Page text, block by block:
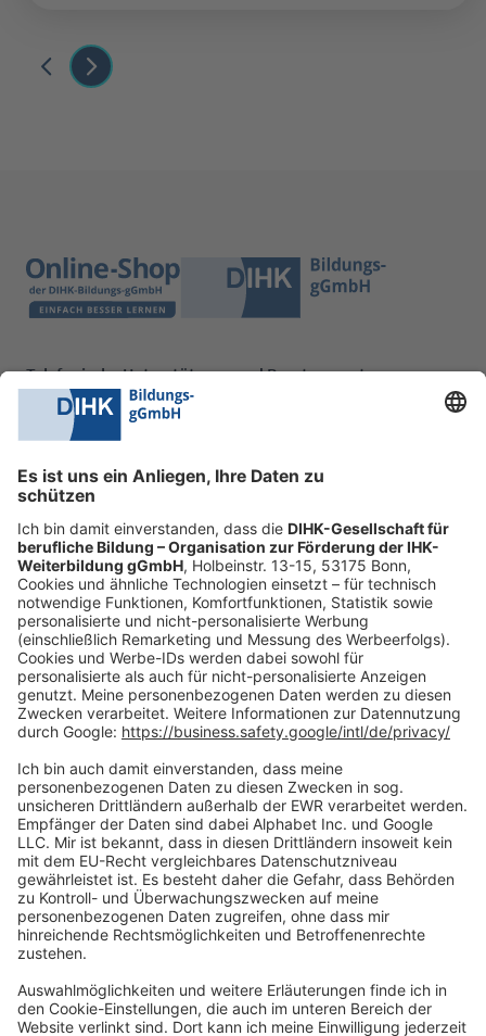
Telefonische Unterstützung und Beratung unter:
0228 6205 205
Fr.:
09:00-14:00 Uhr
shop@dihk-bildung.shop
Vertrag widerrufen
Zahlungsarten
Social Media
Oft Gesucht
Rund um die Prüfung